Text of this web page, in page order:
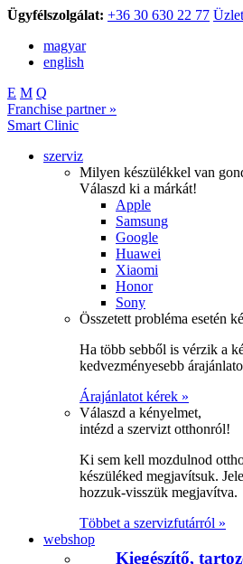
Ügyfélszolgálat: +36 30 630 22 77
magyar
english
E M Q
Franchise partner »
Smart Clinic
szerviz
Milyen készülékkel van
Válaszd ki a márkát!
Apple
Samsung
Google
Huawei
Xiaomi
Honor
Sony
Összetett probléma esetén
Ha több sebből is vérzik a
kedvezményesebb
Árajánlatot kérek »
Válaszd a kényelmet,
intézd a szervizt otthonról!
Ki sem kell mozdulnod
készüléked megjavítsuk.
hozzuk-visszük megjavítva.
Többet a szervizfutárról »
webshop
Kiegészítő,